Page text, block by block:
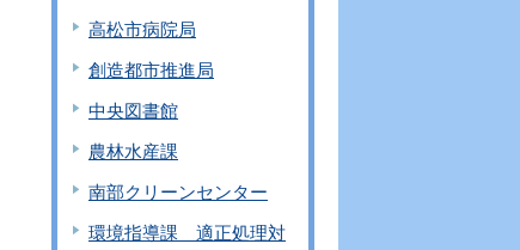
高松市病院局
創造都市推進局
中央図書館
農林水産課
南部クリーンセンター
環境指導課 適正処理対